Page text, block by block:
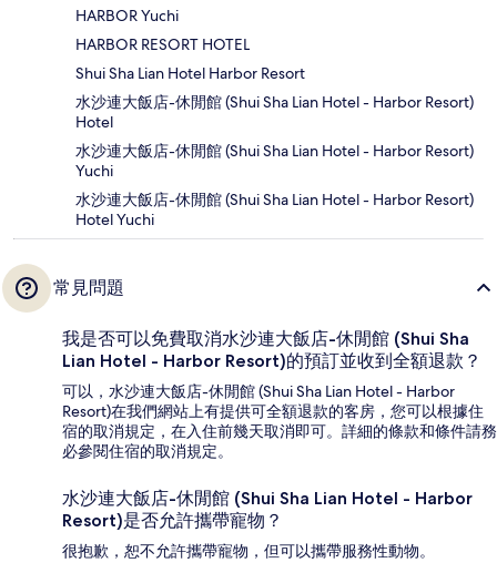
HARBOR Yuchi
HARBOR RESORT HOTEL
Shui Sha Lian Hotel Harbor Resort
水沙連大飯店-休閒館 (Shui Sha Lian Hotel - Harbor Resort)
Hotel
水沙連大飯店-休閒館 (Shui Sha Lian Hotel - Harbor Resort)
Yuchi
水沙連大飯店-休閒館 (Shui Sha Lian Hotel - Harbor Resort)
Hotel Yuchi
常見問題
我是否可以免費取消水沙連大飯店-休閒館 (Shui Sha
Lian Hotel - Harbor Resort)的預訂並收到全額退款？
可以，水沙連大飯店-休閒館 (Shui Sha Lian Hotel - Harbor
Resort)在我們網站上有提供可全額退款的客房，您可以根據住
宿的取消規定，在入住前幾天取消即可。詳細的條款和條件請務
必參閱住宿的取消規定。
水沙連大飯店-休閒館 (Shui Sha Lian Hotel - Harbor
Resort)是否允許攜帶寵物？
很抱歉，恕不允許攜帶寵物，但可以攜帶服務性動物。